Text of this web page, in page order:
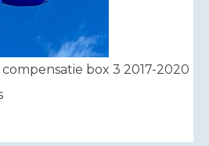
box 3 2017-2020